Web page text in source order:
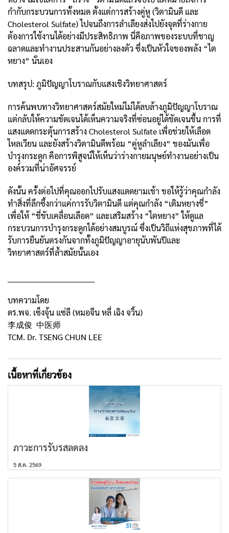
กำกับกระบวนการทั้งหมด ตั้งแต่การสร้างคู่หู (วิตามินดี และ
Cholesterol Sulfate) ไปจนถึงการลำเลียงส่งไปยังจุดที่ร่างกาย
ต้องการใช้งานได้อย่างมีประสิทธิภาพ นี่คือภาพของระบบที่ชาญ
ฉลาดและทำงานประสานกันอย่างลงตัว ซึ่งเป็นหัวใจของพลัง “ไต
หยาง” นั่นเอง
บทสรุป: ภูมิปัญญาโบราณกับแสงเชิงวิทยาศาสตร์
การค้นพบทางวิทยาศาสตร์สมัยใหม่ไม่ได้ลบล้างภูมิปัญญาโบราณ
แต่กลับให้ความชัดเจนได้เห็นความจริงที่ซ่อนอยู่ได้ชัดเจนขึ้น การที่
แสงแดดกระตุ้นการสร้าง Cholesterol Sulfate เพื่อช่วยให้เลือด
ไหลเวียน และยังสร้างวิตามินดีพร้อม “คู่หูลำเลียง” ของมันเพื่อ
บำรุงกระดูก คือการพิสูจน์ให้เห็นว่าร่างกายมนุษย์ทำงานอย่างเป็น
องค์รวมที่น่าอัศจรรย์
ดังนั้น ครั้งต่อไปที่คุณออกไปรับแสงแดดยามเช้า ขอให้รู้ว่าคุณกำลัง
ทำสิ่งที่ลึกซึ้งกว่าแค่การรับวิตามินดี แต่คุณกำลัง “เติมหยางชี่”
เพื่อให้ “ชี่ขับเคลื่อนเลือด” และเสริมสร้าง “ไตหยาง” ให้ดูแล
กระบวนการบำรุงกระดูกได้อย่างสมบูรณ์ ซึ่งเป็นวิถีแห่งสุขภาพที่ได้
รับการยืนยันตรงกันจากทั้งภูมิปัญญาอายุนับพันปีและ
วิทยาศาสตร์ที่ล้ำสมัยนั้นเอง
บทความโดย
ดร.พจ. เซ็งจุ้น แซ่ลี (หมอจีน หลี่ เฉิง จวิ้น)
李成俊 中医师
TCM. Dr. TSENG CHUN LEE
เนื้อหาที่เกี่ยวข้อง
ภาวะการรับรสลดลง
5 ส.ค. 2569